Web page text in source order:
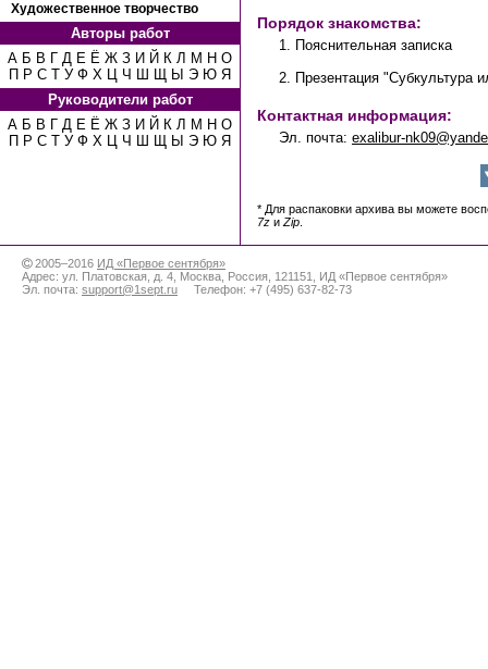
Художественное творчество
Авторы работ
А Б В Г Д Е Ё Ж З И Й К Л М Н О
П Р С Т У Ф Х Ц Ч Ш Щ Ы Э Ю Я
Руководители работ
А Б В Г Д Е Ё Ж З И Й К Л М Н О
П Р С Т У Ф Х Ц Ч Ш Щ Ы Э Ю Я
Порядок знакомства:
1. Пояснительная записка
2. Презентация "Субкультура
Контактная информация:
Эл. почта: exalibur-
* Для распаковки архива вы можете
7z иZip.
2005–2016 ИД «Первое сентября»
Адрес: ул. Платовская, д. 4 Москва Россия 121151
ИД «Первое сентября»
Эл. почта: support@1sept.ru Телефон: +7 (495) 637-82-73